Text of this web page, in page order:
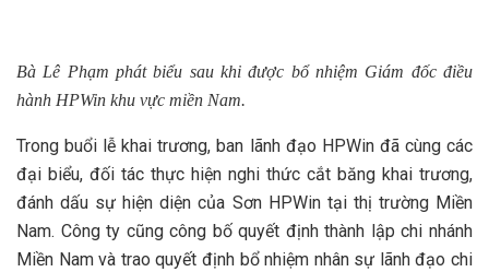
Bà Lê Phạm phát biểu sau khi được bổ nhiệm Giám đốc điều
hành HPWin khu vực miền Nam.
Trong buổi lễ khai trương, ban lãnh đạo HPWin đã cùng các
đại biểu, đối tác thực hiện nghi thức cắt băng khai trương,
đánh dấu sự hiện diện của Sơn HPWin tại thị trường Miền
Nam. Công ty cũng công bố quyết định thành lập chi nhánh
Miền Nam và trao quyết định bổ nhiệm nhân sự lãnh đạo chi